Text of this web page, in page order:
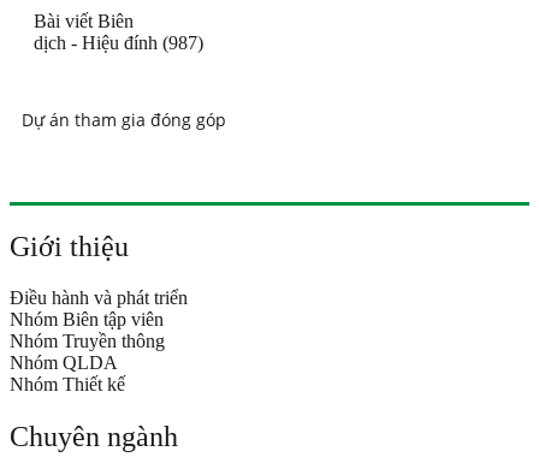
Bài viết Biên
dịch - Hiệu đính (987)
Dự án tham gia đóng góp
Giới thiệu
Điều hành và phát triển
Nhóm Biên tập viên
Nhóm Truyền thông
Nhóm QLDA
Nhóm Thiết kế
Chuyên ngành